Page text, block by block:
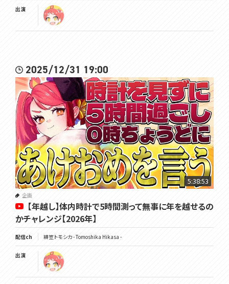
ツイッチ→https://www.twitch.tv/tomoshika0921
出演
2025/12/31 19:00
5:38:53
企画
【年越し】体内時計で5時間測って無事に年を越せるの
かチャレンジ【2026年】
配信ch 緋笠トモシカ - Tomoshika Hikasa -
出演